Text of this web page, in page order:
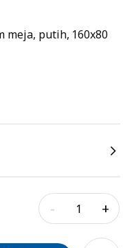
meja, putih, 160x80
- +